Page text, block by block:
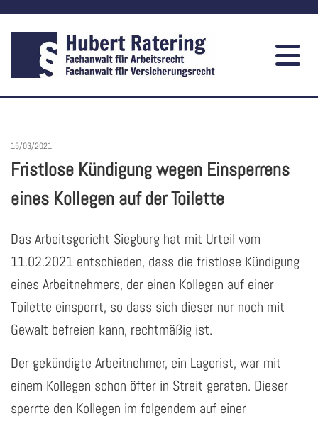
15/03/2021
Fristlose Kündigung wegen Einsperrens
eines Kollegen auf der Toilette
Das Arbeitsgericht Siegburg hat mit Urteil vom
11.02.2021 entschieden, dass die fristlose Kündigung
eines Arbeitnehmers, der einen Kollegen auf einer
Toilette einsperrt, so dass sich dieser nur noch mit
Gewalt befreien kann, rechtmäßig ist.
Der gekündigte Arbeitnehmer, ein Lagerist, war mit
einem Kollegen schon öfter in Streit geraten. Dieser
sperrte den Kollegen im folgendem auf einer